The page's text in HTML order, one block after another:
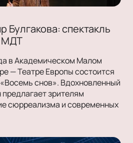
Булгакова: спектакль
МДТ
в Академическом Малом
— Театре Европы состоится
снов». Вдохновленный
зрителям
сюрреализма и современных